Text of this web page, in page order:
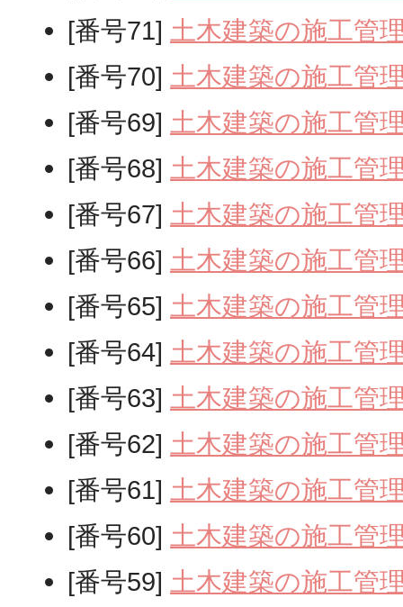
[番号71] 土木建築の施工管
[番号70] 土木建築の施工管
[番号69] 土木建築の施工管
[番号68] 土木建築の施工管
[番号67] 土木建築の施工管
[番号66] 土木建築の施工管
[番号65] 土木建築の施工管
[番号64] 土木建築の施工管
[番号63] 土木建築の施工管
[番号62] 土木建築の施工管
[番号61] 土木建築の施工管
[番号60] 土木建築の施工管
[番号59] 土木建築の施工管